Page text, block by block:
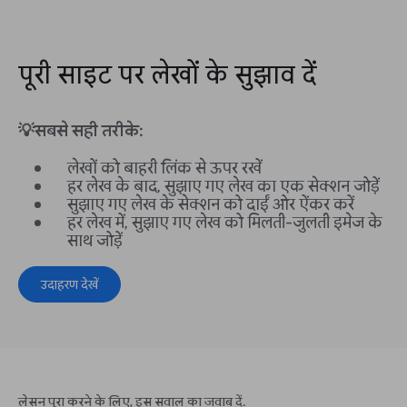
पूरी साइट पर लेखों के सुझाव दें
💡सबसे सही तरीके:
लेखों को बाहरी लिंक से ऊपर रखें
हर लेख के बाद, सुझाए गए लेख का एक सेक्शन जोड़ें
सुझाए गए लेख के सेक्शन को दाईं ओर ऐंकर करें
हर लेख में, सुझाए गए लेख को मिलती-जुलती इमेज के
साथ जोड़ें
उदाहरण देखें
लेसन पूरा करने के लिए, इस सवाल का जवाब दें.